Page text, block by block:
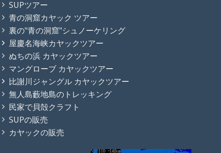
SUPツアー
青の洞窟カヤック ツアー
裏の"青の洞窟"シュノーケリング
屋慶名海峡カヤックツアー
ぬちの浜 カヤックツアー
マングローブ カヤックツアー
比謝川ジャングル カヤックツアー
無人島藪地島のトレッキング
民家で貝殻クラフト
SUPの販売
カヤックの販売